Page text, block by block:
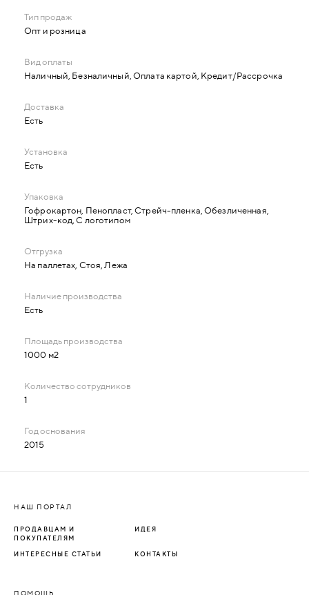
Опт и розница
Наличный, Безналичный, Оплата картой, Кредит/Рассрочка
Есть
Есть
Гофрокартон, Пенопласт, Стрейч-пленка, Обезличенная,
Штрих-код, С логотипом
На паллетах, Стоя, Лежа
Есть
1000 м2
1
2015
НАШ ПОРТАЛ
ПРОДАВЦАМ И
ПОКУПАТЕЛЯМ
ИДЕЯ
ИНТЕРЕСНЫЕ СТАТЬИ КОНТАКТЫ
ПОМОЩЬ